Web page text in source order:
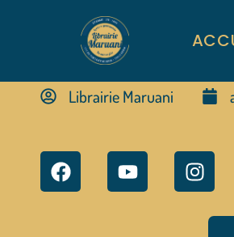
Librairie Maruani